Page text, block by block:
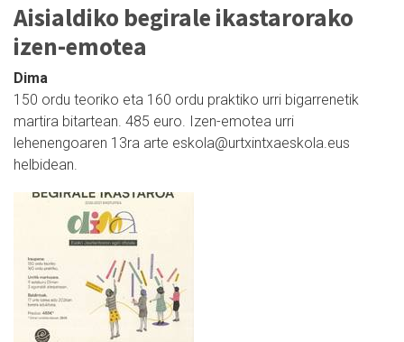
Aisialdiko begirale ikastarorako
izen-emotea
Dima
150 ordu teoriko eta 160 ordu praktiko urri bigarrenetik
martira bitartean. 485 euro. Izen-emotea urri
lehenengoaren 13ra arte eskola@urtxintxaeskola.eus
helbidean.